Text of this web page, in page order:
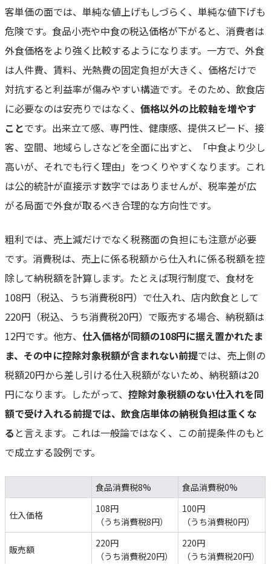
客単価の面では、単純な値上げもしづらく、単純な値下げも
危険です。食品小売や中食の税込価格が下がると、消費者は
外食価格をより強く比較するようになります。一方で、外食
は人件費、賃料、光熱費の固定負担が大きく、価格だけで
対抗すると利益率が傷みやすい構造です。そのため、飲食店
に必要なのは安売りではなく、 価格以外の比較軸を増やす
ことです。出来立て感、専門性、健康感、提供スピード、接
客、空間、地域らしさなどを全面に出すと、「中食より少し
高いが、それでも行く理由」をつくりやすくなります。これ
は公的統計が直接示す数字ではありませんが、税率差が広
がる局面で外食が取るべき合理的な方向性です。
粗利では、売上減だけでなく税務面の負担にも注意が必要
です。消費税は、売上に係る税額から仕入れに係る税額を控
除して納税額を計算します。たとえば現行制度で、食材を
108円（税込、うち消費税8円）で仕入れ、店内飲食として
220円（税込、うち消費税20円）で販売する場合、納税額は
12円です。他方、 仕入価格が同額の108円に据え置かれたま
ま、その中に控除対象税額が含まれない前提では、売上側の
税額20円から差し引ける仕入税額がないため、納税額は20
円になります。したがって、 控除対象税額のない仕入れを同
額で受け入れる前提では、飲食店単体の納税負担は重くな
る と言えます。これは一般論ではなく、この前提条件のもと
で成立する設例です。
食品消費税8% 食品消費税0%
仕入価格
108円
（うち消費税8円）
100円
（うち消費税0円）
販売額
220円
（うち消費税20円）
220円
（うち消費税20円）